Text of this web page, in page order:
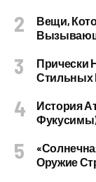
Вещи,
Прически
Стильных
История
Оружие